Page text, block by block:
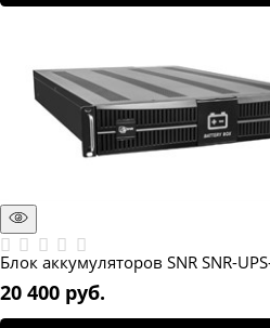
Блок аккумуляторов SNR SNR-
20 400 руб.